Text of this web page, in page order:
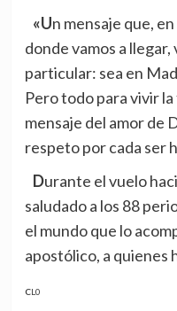
«Un mensaje que, en cada puerto, digamos,
donde vamos a
particular: sea en
Pero todo para vivir
mensaje del amor de
respeto por cada ser
Durante el vuelo hacia Madrid, León XIV ha
saludado a los 88
el mundo que lo
apostólico, a quienes
CL0